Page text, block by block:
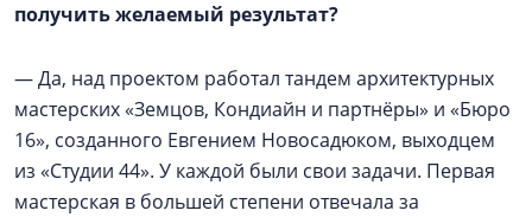
получить желаемый результат?
— Да, над проектом работал тандем архитектурных
мастерских «Земцов, Кондиайн и партнёры» и «Бюро
16», созданного Евгением Новосадюком, выходцем
из «Студии 44». У каждой были свои задачи. Первая
мастерская в большей степени отвечала за